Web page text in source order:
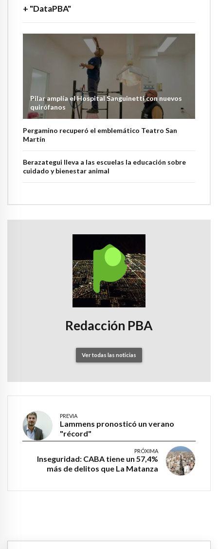
+ "DataPBA"
Pilar amplía el Hospital Sanguinetti con nuevos
quirófanos
Pergamino recuperó el emblemático Teatro San
Martín
Berazategui lleva a las escuelas la educación sobre
cuidado y bienestar animal
Redacción PBA
Ver todas las noticias
PREVIA
Lammens pronosticó un verano
"récord"
PRÓXIMA
Inseguridad: CABA tiene un 57,4%
más de delitos que La Matanza